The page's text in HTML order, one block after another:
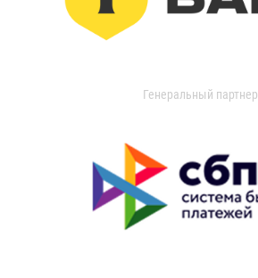
Генеральный партнер